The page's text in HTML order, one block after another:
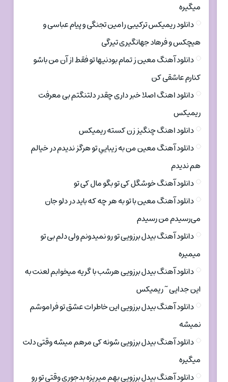
میگیره
دانلود ریمیکس ترکیبی رامین تجنگی و پیام عباسی و
هیچکس و فرهاد جهانگیری تیرگی
دانلود آهنگ معین ز تمام بودنیها تو فقط از آن من باشو
کنارم عاشقی کن
دانلود اهنگ اصلا خبر داری چقدر دلتنگتم بی معرفت
ریمیکس
دانلود اهنگ چنگیز زن کسته ریمیکس
دانلود آهنگ معین من به زیباییِ تو هرگز ندیدم در خیالم
هم ندیدم
دانلود آهنگ خوشگل کی تو بگو مال کی تو
دانلود آهنگ معین با تو به هر چه که باید در دلو جان
می‌رسیدم من رسیدم
دانلود آهنگ بیدل برزویی تو رو نمیدونم ولی دلم بی تو
میمیره
دانلود آهنگ بیدل برزویی هرشب با گریه میخوابم لعنت به
این جدایی ~ ریمیکس
دانلود آهنگ بیدل برزویی این خاطرات عشق تو فراموشم
نمیشه
دانلود آهنگ بیدل برزویی شونه کی مرهم میشه وقتی دلت
میگیره
دانلود آهنگ بیدل برزویی بهم میریزه بدجوری وقتی تو رو